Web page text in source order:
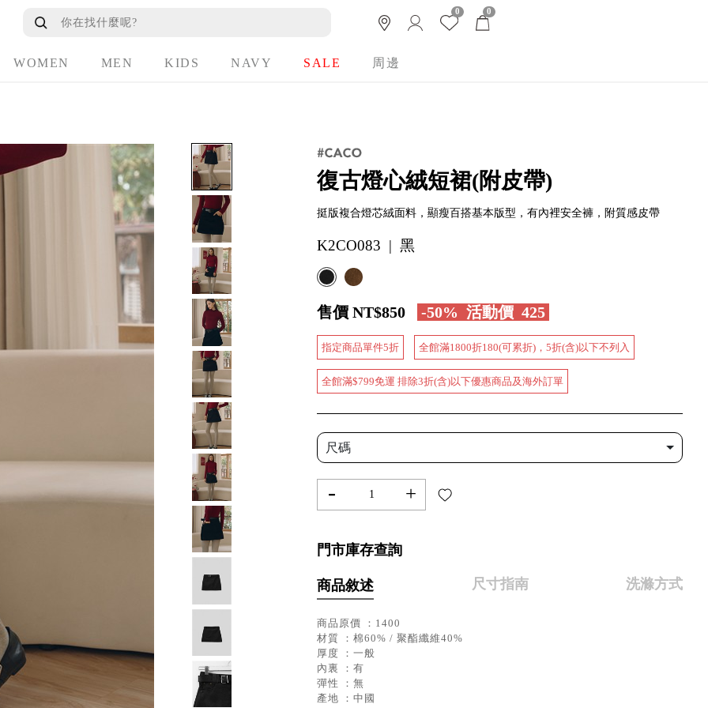
0 0
WOMEN MEN KIDS NAVY SALE 周邊
復古燈心絨短裙(附皮帶)
挺版複合燈芯絨面料，顯瘦百搭基本版型，有內裡安全褲，附質感皮帶
K2CO083 | 黑
售價 NT$850 -50% 活動價 425
指定商品單件5折 全館滿1800折180(可累折)，5折(含)以下不列入
全館滿$799免運 排除3折(含)以下優惠商品及海外訂單
尺碼
- +
門市庫存查詢
商品敘述 尺寸指南 洗滌方式
商品原價 ：1400
材質 ：棉60% / 聚酯纖維40%
厚度 ：一般
內裏 ：有
彈性 ：無
產地 ：中國